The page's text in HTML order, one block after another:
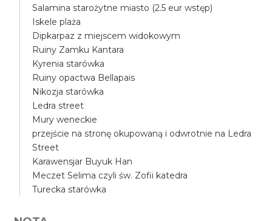
Salamina starożytne miasto (2.5 eur wstęp)
Iskele plaża
Dipkarpaz z miejscem widokowym
Ruiny Zamku Kantara
Kyrenia starówka
Ruiny opactwa Bellapais
Nikozja starówka
Ledra street
Mury weneckie
przejście na stronę okupowaną i odwrotnie na Ledra
Street
Karawensjar Buyuk Han
Meczet Selima czyli św. Zofii katedra
Turecka starówka